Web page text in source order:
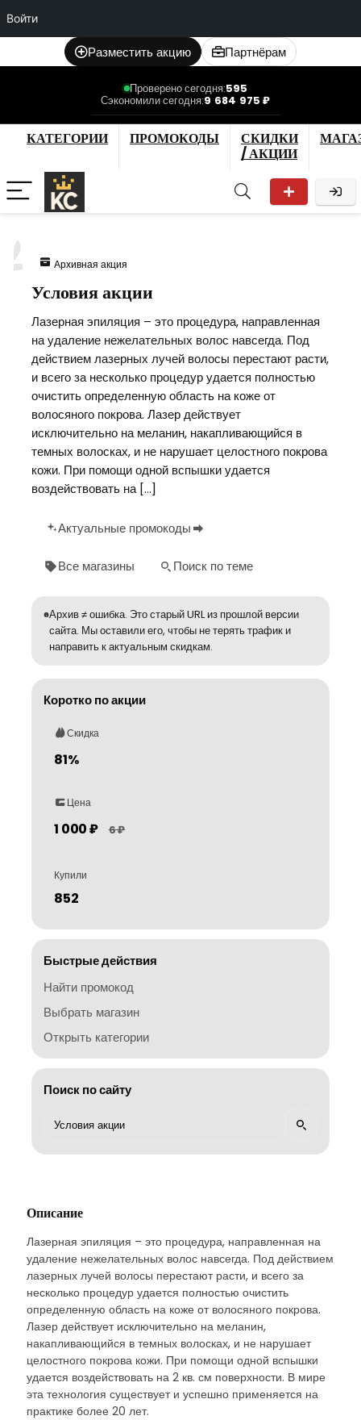
Войти
Разместить акцию Партнёрам
Проверено сегодня:595
Сэкономили сегодня:9 684 975 ₽
КАТЕГОРИИ ПРОМОКОДЫ
СКИДКИ
/ АКЦИИ
Архивная акция
Условия акции
Лазерная эпиляция – это процедура, направленная
на удаление нежелательных волос навсегда. Под
действием лазерных лучей волосы перестают расти,
и всего за несколько процедур удается полностью
очистить определенную область на коже от
волосяного покрова. Лазер действует
исключительно на меланин, накапливающийся в
темных волосках, и не нарушает целостного покрова
кожи. При помощи одной вспышки удается
воздействовать на […]
Актуальные промокоды
Все магазины Поиск по теме
Архив ≠ ошибка. Это старый URL из прошлой версии
сайта. Мы оставили его, чтобы не терять трафик и
направить к актуальным скидкам.
Коротко по акции
Скидка
81%
Цена
1 000 ₽ 6 ₽
Купили
852
Быстрые действия
Найти промокод
Выбрать магазин
Открыть категории
Поиск по сайту
Описание
Лазерная эпиляция – это процедура, направленная на
удаление нежелательных волос навсегда. Под действием
лазерных лучей волосы перестают расти, и всего за
несколько процедур удается полностью очистить
определенную область на коже от волосяного покрова.
Лазер действует исключительно на меланин,
накапливающийся в темных волосках, и не нарушает
целостного покрова кожи. При помощи одной вспышки
удается воздействовать на 2 кв. см поверхности. В мире
эта технология существует и успешно применяется на
практике более 20 лет.